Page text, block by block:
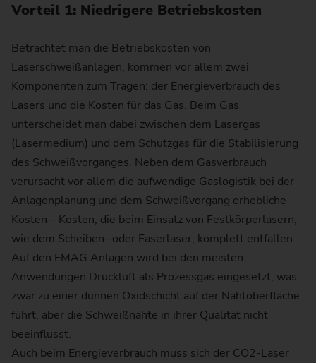
Vorteil 1: Niedrigere Betriebskosten
Betrachtet man die Betriebskosten von
Laserschweißanlagen, kommen vor allem zwei
Komponenten zum Tragen: der Energieverbrauch des
Lasers und die Kosten für das Gas. Beim Gas
unterscheidet man dabei zwischen dem Lasergas
(Lasermedium) und dem Schutzgas für die Stabilisierung
des Schweißvorganges. Neben dem Gasverbrauch
verursacht vor allem die aufwendige Gaslogistik bei der
Anlagenplanung und dem Schweißvorgang erhebliche
Kosten – Kosten, die beim Einsatz von Festkörperlasern,
wie dem Scheiben- oder Faserlaser, komplett entfallen.
Auf den EMAG Anlagen wird bei den meisten
Anwendungen Druckluft als Prozessgas eingesetzt, was
zwar zu einer dünnen Oxidschicht auf der Nahtoberfläche
führt, aber die Schweißnähte in ihrer Qualität nicht
beeinflusst.
Auch beim Energieverbrauch muss sich der CO2-Laser